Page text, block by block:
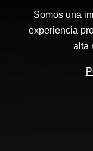
Somos una
experiencia
alta